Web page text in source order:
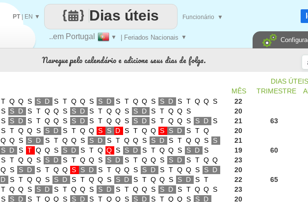
..em Portugal ▼ | Feriados Nacionais ▼
Dias úteis
PT| EN ▼ Funcionário ▼
MÊS
TRIMESTRE
Navegue pelo calendário e adicione seus dias de folga.
T Q Q S S D S T Q Q S S D S T Q Q S S D S T Q Q S
22
S S D S T Q Q S S D S T Q Q S S D S T Q Q S
20
S S D S T Q Q S S D S T Q Q S S D S T Q Q S S D S 21
63
S T Q Q S S D S T Q Q S S D S T Q Q S S D S T Q
20
Q Q S S D S T Q Q S S D S T Q Q S S D S T Q Q S S
21
S D S T Q Q S S D S T Q Q S S D S T Q Q S S D S 19
60
S T Q Q S S D S T Q Q S S D S T Q Q S S D S T Q Q
23
Q S S D S T Q Q S S D S T Q Q S S D S T Q Q S S D
20
D S T Q Q S S D S T Q Q S S D S T Q Q S S D S T 22
65
T Q Q S S D S T Q Q S S D S T Q Q S S D S T Q Q S
23
S S D S T Q Q S S D S T Q Q S S D S T Q Q S S D
20